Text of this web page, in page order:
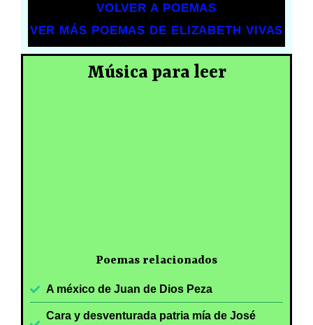
VOLVER A POEMAS
VER MÁS POEMAS DE ELIZABETH VIVAS
Música para leer
Poemas relacionados
A méxico de Juan de Dios Peza
Cara y desventurada patria mía de José